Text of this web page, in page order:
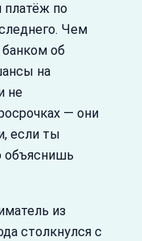
по
Чем
об
на
не
— они
если ты
объяснишь
из
столкнулся с